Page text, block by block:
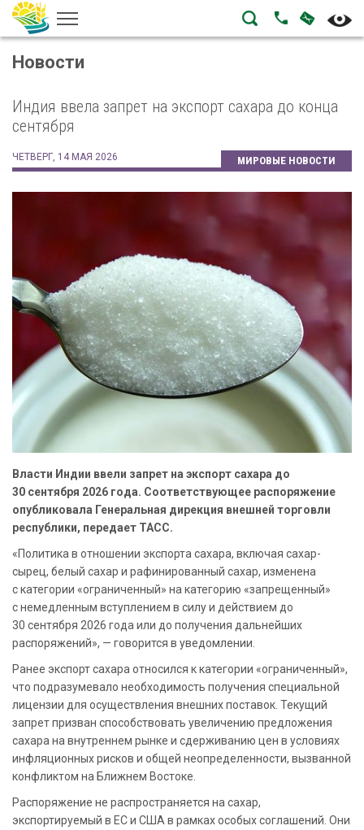
ПОЗВОНИТЬ
Новости
Индия ввела запрет на экспорт сахара до конца
сентября
МИРОВЫЕ НОВОСТИ
ЧЕТВЕРГ, 14 МАЯ 2026
Власти Индии ввели запрет на экспорт сахара до
30 сентября 2026 года. Соответствующее распоряжение
опубликовала Генеральная дирекция внешней торговли
республики, передает ТАСС.
«Политика в отношении экспорта сахара, включая сахар-
сырец, белый сахар и рафинированный сахар, изменена
с категории «ограниченный» на категорию «запрещенный»
с немедленным вступлением в силу и действием до
30 сентября 2026 года или до получения дальнейших
распоряжений», — говорится в уведомлении.
Ранее экспорт сахара относился к категории «ограниченный»,
что подразумевало необходимость получения специальной
лицензии для осуществления внешних поставок. Текущий
запрет призван способствовать увеличению предложения
сахара на внутреннем рынке и сдерживанию цен в условиях
инфляционных рисков и общей неопределенности, вызванной
конфликтом на Ближнем Востоке.
Распоряжение не распространяется на сахар,
экспортируемый в ЕС и США в рамках особых соглашений. Они